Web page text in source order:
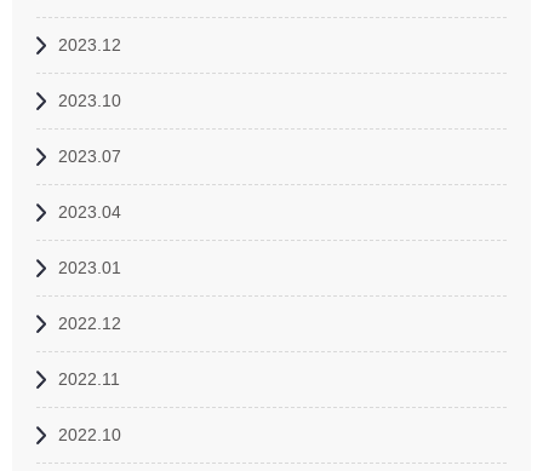
2023.12
2023.10
2023.07
2023.04
2023.01
2022.12
2022.11
2022.10